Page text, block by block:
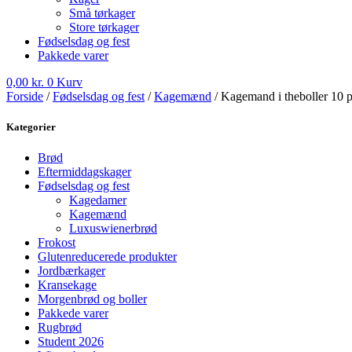
Små tørkager
Store tørkager
Fødselsdag og fest
Pakkede varer
0,00 kr. 0 Kurv
Forside /Fødselsdag og fest /Kagemænd / Kagemand i theboller 10
Kategorier
Brød
Eftermiddagskager
Fødselsdag og fest
Kagedamer
Kagemænd
Luxuswienerbrød
Frokost
Glutenreducerede produkter
Jordbærkager
Kransekage
Morgenbrød og boller
Pakkede varer
Rugbrød
Student 2026